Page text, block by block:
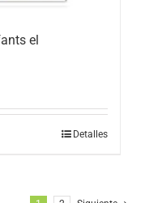
el
Detalles